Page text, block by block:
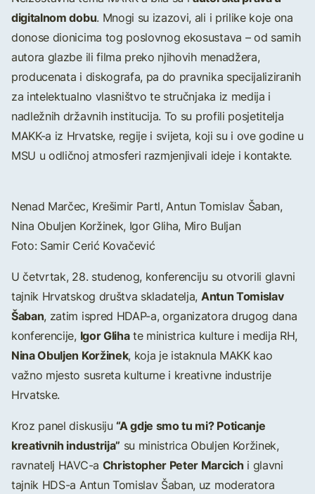
digitalnom dobu. Mnogi su izazovi, ali i prilike koje ona
donose dionicima tog poslovnog ekosustava – od samih
autora glazbe ili filma preko njihovih menadžera,
producenata i diskografa, pa do pravnika specijaliziranih
za intelektualno vlasništvo te stručnjaka iz medija i
nadležnih državnih institucija. To su profili posjetitelja
MAKK-a iz Hrvatske, regije i svijeta, koji su i ove godine u
MSU u odličnoj atmosferi razmjenjivali ideje i kontakte.
Nenad Marčec, Krešimir Partl, Antun Tomislav Šaban,
Nina Obuljen Koržinek, Igor Gliha, Miro Buljan
Foto: Samir Cerić Kovačević
U četvrtak, 28. studenog, konferenciju su otvorili glavni
tajnik Hrvatskog društva skladatelja, Antun Tomislav
Šaban, zatim ispred HDAP-a, organizatora drugog dana
konferencije, Igor Glihate ministrica kulture i medija RH,
Nina Obuljen Koržinek, koja je istaknula MAKK kao
važno mjesto susreta kulturne i kreativne industrije
Hrvatske.
Kroz panel diskusiju“A gdje smo tu mi? Poticanje
kreativnih industrija” su ministrica Obuljen Koržinek,
ravnatelj HAVC-a Christopher Peter Marcich i glavni
tajnik HDS-a Antun Tomislav Šaban, uz moderatora